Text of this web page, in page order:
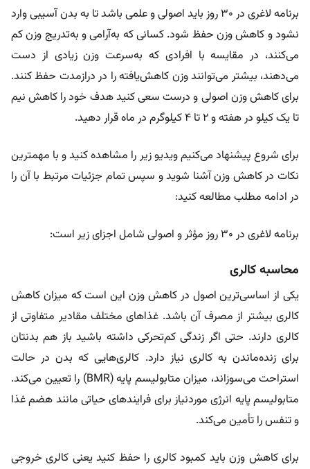
برنامه لاغری در ۳۰ روز باید اصولی و علمی باشد تا به بدن آسیبی وارد
نشود و کاهش وزن حفظ شود. کسانی که به‌آرامی و به‌تدریج وزن کم
می‌کنند، در مقایسه با افرادی که به‌سرعت وزن زیادی از دست
می‌دهند، بیشتر می‌توانند وزن کاهش‌یافته را در درازمدت حفظ کنند.
برای کاهش وزن اصولی و درست سعی کنید هدف خود را کاهش نیم
تا یک کیلو در هفته و ۲ تا ۴ کیلوگرم در ماه قرار دهید.
برای شروع پیشنهاد می‌کنیم ویدیو زیر را مشاهده کنید و با مهمترین
نکات در کاهش وزن آشنا شوید و سپس تمام جزئیات مرتبط با آن را
در ادامه مطلب مطالعه کنید:
برنامه لاغری در ۳۰ روز مؤثر و اصولی شامل اجزای زیر است:
محاسبه کالری
یکی از اساسی‌ترین اصول در کاهش وزن این است که میزان کاهش
کالری بیشتر از مصرف آن باشد. غذاهای مختلف مقادیر متفاوتی از
کالری دارند. حتی اگر زندگی کم‌تحرکی داشته باشید باز هم بدنتان
برای زنده‌ماندن به کالری نیاز دارد. کالری‌هایی که بدن در حالت
استراحت می‌سوزاند، میزان متابولیسم پایه (BMR) را تعیین می‌کند.
متابولیسم پایه انرژی موردنیاز برای فرایندهای حیاتی مانند هضم غذا
و تنفس را تأمین می‌کند.
برای کاهش وزن باید کمبود کالری را حفظ کنید یعنی کالری خروجی